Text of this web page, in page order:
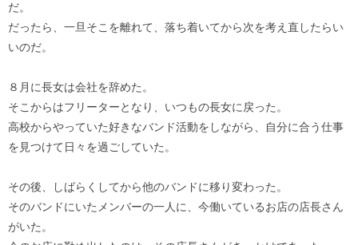
だ。
だったら、一旦そこを離れて、落ち着いてから次を考え直したらい
いのだ。
８月に長女は会社を辞めた。
そこからはフリーターとなり、いつもの長女に戻った。
高校からやっていた好きなバンド活動をしながら、自分に合う仕事
を見つけて日々を過ごしていた。
その後、しばらくしてから他のバンドに移り変わった。
そのバンドにいたメンバーの一人に、今働いているお店の店長さん
がいた。